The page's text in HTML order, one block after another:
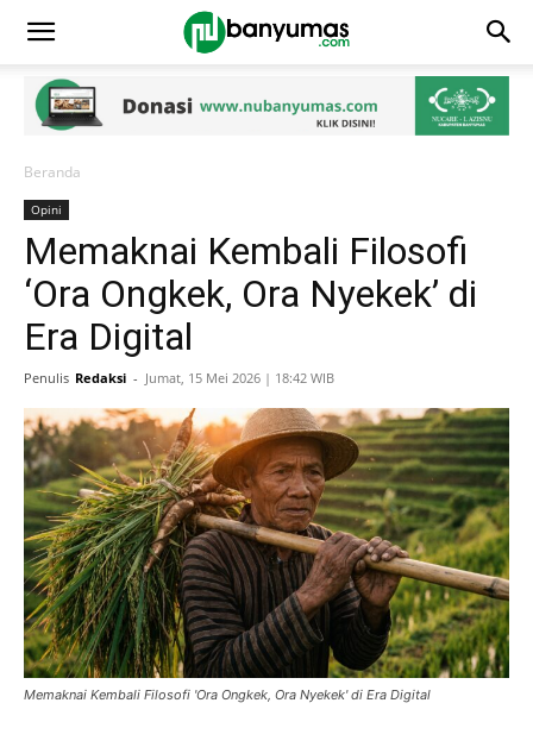
Beranda
Opini
Memaknai Kembali Filosofi
‘Ora Ongkek, Ora Nyekek’ di
Era Digital
Penulis Redaksi - Jumat, 15 Mei 2026 | 18:42 WIB
Memaknai Kembali Filosofi 'Ora Ongkek, Ora Nyekek' di Era Digital